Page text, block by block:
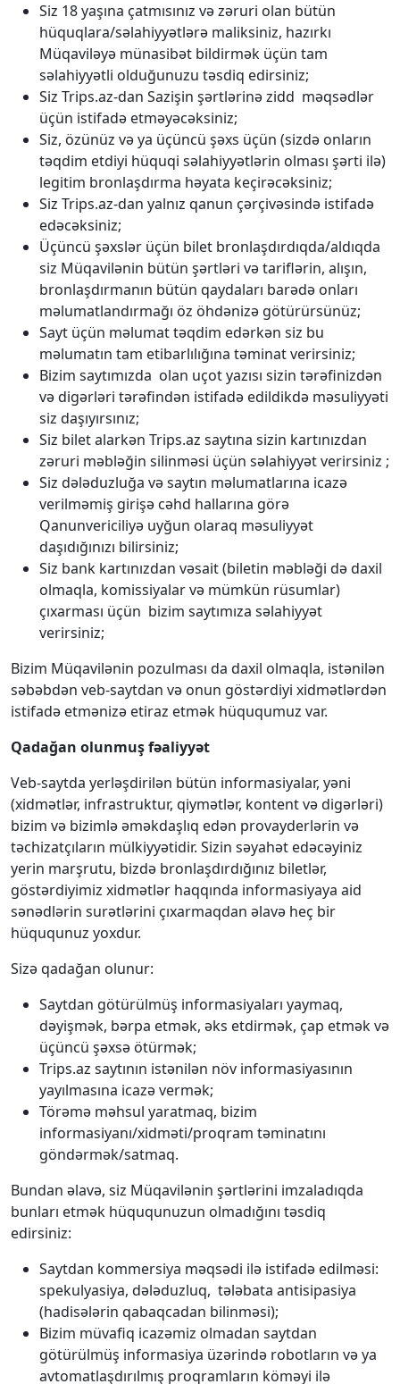
Siz 18 yaşına çatmısınız və zəruri olan bütün
hüquqlara/səlahiyyətlərə maliksiniz, hazırkı
Müqaviləyə münasibət bildirmək üçün tam
səlahiyyətli olduğunuzu təsdiq edirsiniz;
Siz Trips.az-dan Sazişin şərtlərinə zidd məqsədlər
üçün istifadə etməyəcəksiniz;
Siz, özünüz və ya üçüncü şəxs üçün (sizdə onların
təqdim etdiyi hüquqi səlahiyyətlərin olması şərti ilə)
legitim bronlaşdırma həyata keçirəcəksiniz;
Siz Trips.az-dan yalnız qanun çərçivəsində istifadə
edəcəksiniz;
Üçüncü şəxslər üçün bilet bronlaşdırdıqda/aldıqda
siz Müqavilənin bütün şərtləri və tariflərin, alışın,
bronlaşdırmanın bütün qaydaları barədə onları
məlumatlandırmağı öz öhdənizə götürürsünüz;
Sayt üçün məlumat təqdim edərkən siz bu
məlumatın tam etibarlılığına təminat verirsiniz;
Bizim saytımızda olan uçot yazısı sizin tərəfinizdən
və digərləri tərəfindən istifadə edildikdə məsuliyyəti
siz daşıyırsınız;
Siz bilet alarkən Trips.az saytına sizin kartınızdan
zəruri məbləğin silinməsi üçün səlahiyyət verirsiniz ;
Siz dələduzluğa və saytın məlumatlarına icazə
verilməmiş girişə cəhd hallarına görə
Qanunvericiliyə uyğun olaraq məsuliyyət
daşıdığınızı bilirsiniz;
Siz bank kartınızdan vəsait (biletin məbləği də daxil
olmaqla, komissiyalar və mümkün rüsumlar)
çıxarması üçün bizim saytımıza səlahiyyət
verirsiniz;
Bizim Müqavilənin pozulması da daxil olmaqla, istənilən
səbəbdən veb-saytdan və onun göstərdiyi xidmətlərdən
istifadə etmənizə etiraz etmək hüququmuz var.
Qadağan olunmuş fəaliyyət
Veb-saytda yerləşdirilən bütün informasiyalar, yəni
(xidmətlər, infrastruktur, qiymətlər, kontent və digərləri)
bizim və bizimlə əməkdaşlıq edən provayderlərin və
təchizatçıların mülkiyyətidir. Sizin səyahət edəcəyiniz
yerin marşrutu, bizdə bronlaşdırdığınız biletlər,
göstərdiyimiz xidmətlər haqqında informasiyaya aid
sənədlərin surətlərini çıxarmaqdan əlavə heç bir
hüququnuz yoxdur.
Sizə qadağan olunur:
Saytdan götürülmüş informasiyaları yaymaq,
dəyişmək, bərpa etmək, əks etdirmək, çap etmək və
üçüncü şəxsə ötürmək;
Trips.az saytının istənilən növ informasiyasının
yayılmasına icazə vermək;
Törəmə məhsul yaratmaq, bizim
informasiyanı/xidməti/proqram təminatını
göndərmək/satmaq.
Bundan əlavə, siz Müqavilənin şərtlərini imzaladıqda
bunları etmək hüququnuzun olmadığını təsdiq
edirsiniz:
Saytdan kommersiya məqsədi ilə istifadə edilməsi:
spekulyasiya, dələduzluq, tələbata antisipasiya
(hadisələrin qabaqcadan bilinməsi);
Bizim müvafiq icazəmiz olmadan saytdan
götürülmüş informasiya üzərində robotların və ya
avtomatlaşdırılmış proqramların köməyi ilə